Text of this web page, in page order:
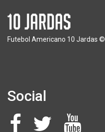
Futebol Americano 10 Jardas ©
Social